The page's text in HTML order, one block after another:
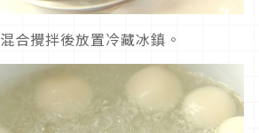
合攪拌後放置冷藏冰鎮。